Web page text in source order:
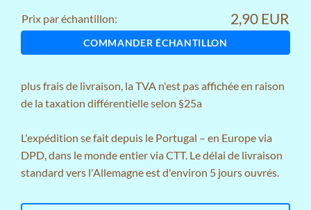
Prix par échantillon: 2,90 EUR
COMMANDER ÉCHANTILLON
plusfrais de livraison, la TVA n'est pas affichée en raison
de la taxation différentielle selon §25a
L'expédition se fait depuis le Portugal – en Europe via
DPD, dans le monde entier via CTT. Le délai de livraison
standard vers l'Allemagne est d'environ 5 jours ouvrés.